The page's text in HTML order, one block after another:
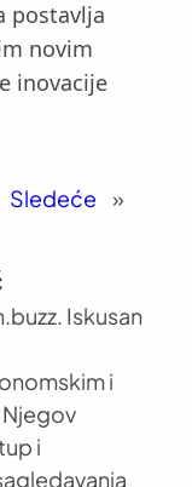
postavlja
novim
inovacije
Sledeće »
Iskusan
i
i